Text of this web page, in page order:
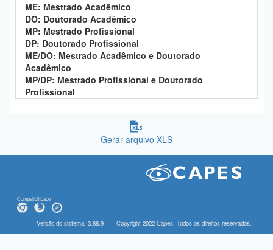
ME: Mestrado Acadêmico
DO: Doutorado Acadêmico
MP: Mestrado Profissional
DP: Doutorado Profissional
ME/DO: Mestrado Acadêmico e Doutorado
Acadêmico
MP/DP: Mestrado Profissional e Doutorado
Profissional
Gerar arquivo XLS
Compatibilidade
Versão do sistema: 3.88.9 Copyright 2022 Capes. Todos os direitos reservados.